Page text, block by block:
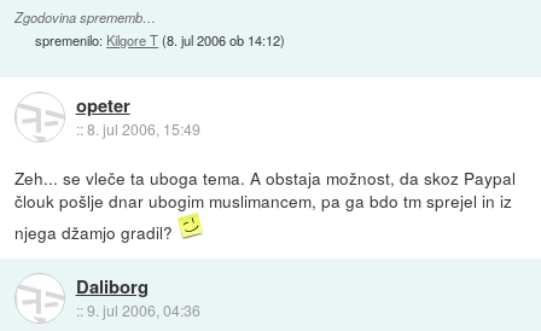
Zgodovina sprememb…
spremenilo: Kilgore T(8. jul 2006 ob 14:12)
opeter
::8. jul 2006, 15:49
Zeh... se vleče ta uboga tema. A obstaja možnost, da skoz Paypal
člouk pošlje dnar ubogim muslimancem, pa ga bdo tm sprejel in iz
njega džamjo gradil?
Daliborg
::9. jul 2006, 04:36